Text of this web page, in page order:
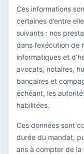
Ces informations
certaines d’entre
suivants : nos
dans l’exécution de
informatiques et
avocats, notaires,
bancaires et
échéant, les
habilitées.
Ces données sont
durée du mandat,
ans à compter de la